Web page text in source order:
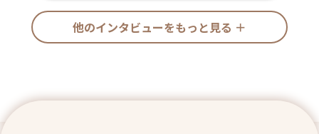
他のインタビューをもっと見る ＋